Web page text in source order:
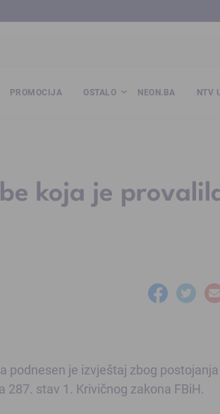
PROMOCIJA OSTALO NEON.BA NTV
koja je
podnesen je izvještaj zbog postojanja
stav 1. Krivičnog zakona FBiH.